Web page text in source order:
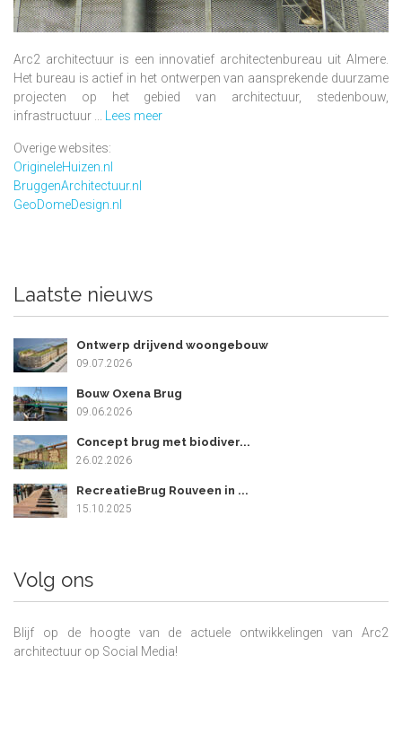
Arc2 architectuur is een innovatief architectenbureau uit Almere.
Het bureau is actief in het ontwerpen van aansprekende duurzame
projecten op het gebied van architectuur, stedenbouw,
infrastructuur ... Lees meer
Overige websites:
OrigineleHuizen.nl
BruggenArchitectuur.nl
GeoDomeDesign.nl
Laatste nieuws
Ontwerp drijvend woongebouw
09.07.2026
Bouw Oxena Brug
09.06.2026
Concept brug met biodiver...
26.02.2026
RecreatieBrug Rouveen in ...
15.10.2025
Volg ons
Blijf op de hoogte van de actuele ontwikkelingen van Arc2
architectuur op Social Media!